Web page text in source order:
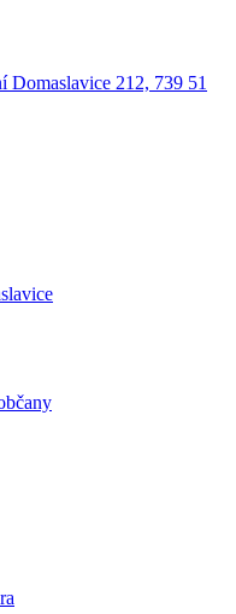
Domaslavice 212, 739 51